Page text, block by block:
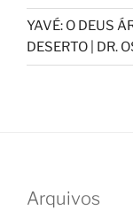
YAVÉ: O DEUS
DESERTO | DR.
Arquivos